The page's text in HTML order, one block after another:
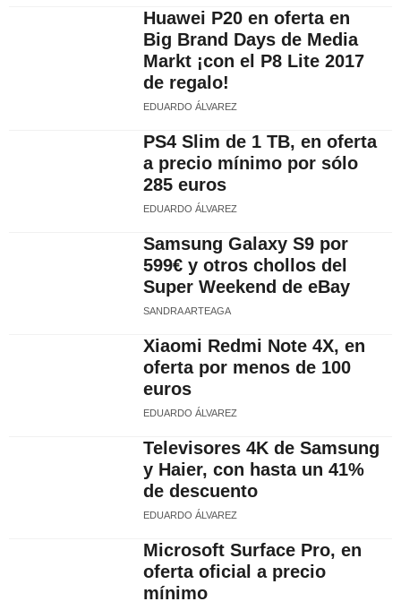
Huawei P20 en oferta en
Big Brand Days de Media
Markt ¡con el P8 Lite 2017
de regalo!
EDUARDO ÁLVAREZ
PS4 Slim de 1 TB, en oferta
a precio mínimo por sólo
285 euros
EDUARDO ÁLVAREZ
Samsung Galaxy S9 por
599€ y otros chollos del
Super Weekend de eBay
SANDRA ARTEAGA
Xiaomi Redmi Note 4X, en
oferta por menos de 100
euros
EDUARDO ÁLVAREZ
Televisores 4K de Samsung
y Haier, con hasta un 41%
de descuento
EDUARDO ÁLVAREZ
Microsoft Surface Pro, en
oferta oficial a precio
mínimo